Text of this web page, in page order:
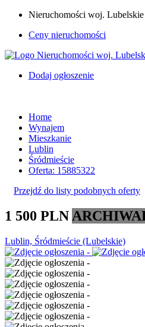
Nieruchomości woj. Lubelskie
Ceny nieruchomości
Dodaj ogłoszenie
Home
Wynajem
Mieszkanie
Lublin
Śródmieście
Oferta: 15885322
Przejdź do listy podobnych oferty
1 500 PLN
Lublin, Śródmieście (Lubelskie)